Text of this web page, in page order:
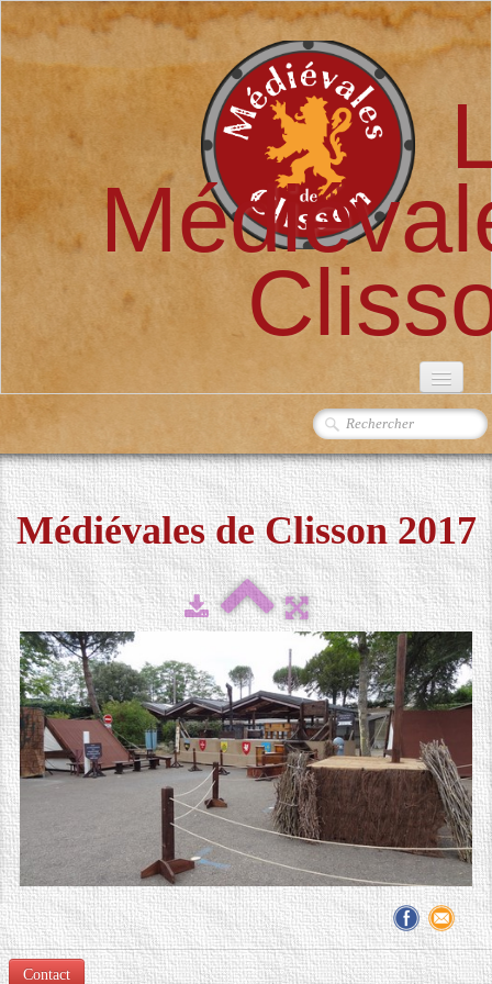
L'ASSOCIATION▼
FESTIVAL 2026▼
MÉDIAS▼
CONTACT
LOCATION DE COSTUMES
Médiévales de Clisson 2017
Contact